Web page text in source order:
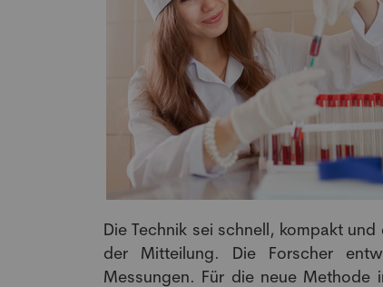
Die Technik sei schnell, kompakt
der Mitteilung. Die Forscher
Messungen. Für die neue Methode